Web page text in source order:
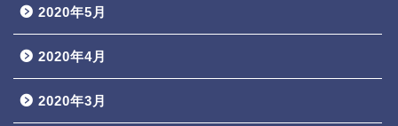
2020年5月
2020年4月
2020年3月